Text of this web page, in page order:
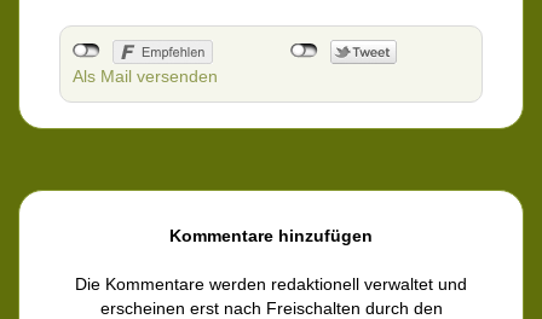
Als Mail versenden
Kommentare hinzufügen
Die Kommentare werden redaktionell verwaltet und
erscheinen erst nach Freischalten durch den